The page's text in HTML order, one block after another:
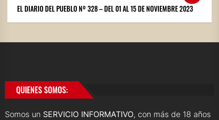
EL DIARIO DEL PUEBLO Nº 328 – DEL 01 AL 15 DE NOVIEMBRE 2023
QUIENES SOMOS:
Somos un SERVICIO INFORMATIVO, con más de 18 años